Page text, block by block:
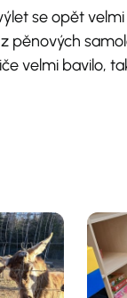
se opět
z pěnových
velmi bavilo,